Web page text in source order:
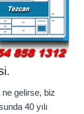
gelirse, biz
40 yılı